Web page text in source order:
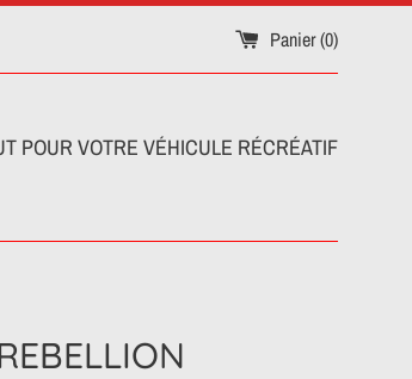
Panier (0)
POUR VOTRE VÉHICULE RÉCRÉATIF